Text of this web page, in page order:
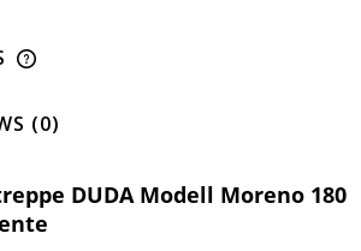
(0)
DUDA Modell Moreno 180